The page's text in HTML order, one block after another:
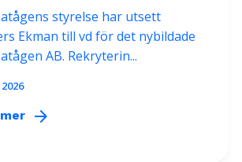
styrelse har utsett
Ekman till vd för det nybildade
AB. Rekryterin...
arrow_forward